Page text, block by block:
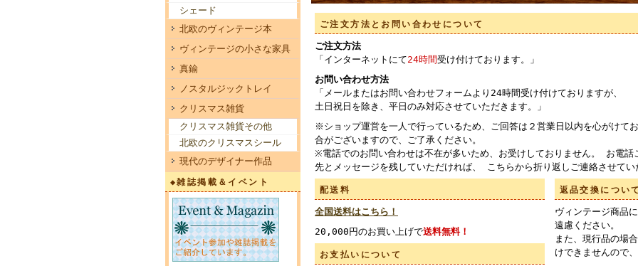
シェード
北欧のヴィンテージ本
ヴィンテージの小さな家具
真鍮
ノスタルジックトレイ
クリスマス雑貨
クリスマス雑貨その他
北欧のクリスマスシール
現代のデザイナー作品
◆雑誌掲載＆イベント
ご注文方法とお問い合わせについて
ご注文方法
「インターネットにて24時間受け付けております。」
お問い合わせ方法
「メールまたはお問い合わせフォームより24時間受け付けておりますが、
土日祝日を除き、平日のみ対応させていただきます。」
※ショップ運営を一人で行っているため、ご回答は２営業日以内を心がけて
合がございますので、ご了承ください。
※電話でのお問い合わせは不在が多いため、お受けしておりません。 お電話
先とメッセージを残していただければ、 こちらから折り返しご連絡させてい
配送料
全国送料はこちら！
20,000円のお買い上げで送料無料！
お支払いについて
返品交換につい
ヴィンテージ商品
遠慮ください。
また、現行品の場
けできませんので